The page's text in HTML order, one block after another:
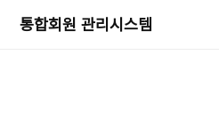
통합회원 관리시스템